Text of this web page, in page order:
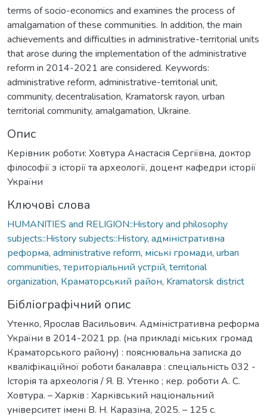
terms of socio-economics and examines the process of
amalgamation of these communities. In addition, the main
achievements and difficulties in administrative-territorial units
that arose during the implementation of the administrative
reform in 2014-2021 are considered. Keywords:
administrative reform, administrative-territorial unit,
community, decentralisation, Kramatorsk rayon, urban
territorial community, amalgamation, Ukraine.
Опис
Керівник роботи: Ховтура Анастасія Сергіївна, доктор
філософії з історії та археології, доцент кафедри історії
України
Ключові слова
HUMANITIES and RELIGION::History and philosophy
subjects::History subjects::History, адміністративна
реформа, administrative reform, міські громади, urban
communities, територіальний устрій, territorial
organization, Краматорський район, Kramatorsk district
Бібліографічний опис
Утенко, Ярослав Васильович. Адміністративна реформа
України в 2014-2021 рр. (на прикладі міських громад
Краматорського району) : пояснювальна записка до
кваліфікаційної роботи бакалавра : спеціальність 032 -
Історія та археологія / Я. В. Утенко ; кер. роботи А. С.
Ховтура. – Харків : Харківський національний
університет імені В. Н. Каразіна, 2025. – 125 с.